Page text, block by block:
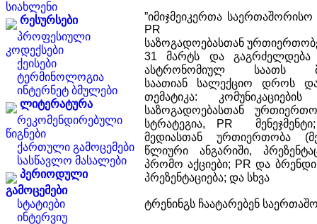
სიახლენი
რესურსები
პროფესიული
კოდექსები
ქეისები
ტერმინოლოგია
ინტერნეტ ბმულები
ლიტერატურა
რეკომენდირებული
წიგნები
ქართული გამოცემები
სასწავლო მასალები
პერიოდული
გამოცემები
სტატიები
ინტერვიუ
”იმიჯმეიკერთა საერთაშორისო
საზოგადოებასთან
31 მარტს და გაგრძელდება
ასტრონომიულ
საათს
საათიან
სალექციო დროს
თემატიკა: კომუნიკაციების
საზოგადოებასთან
სტრატეგია, PRმენეჯმენტი
მედიასთან
ურთიერთობა (
წლიური
ანგარიში,
პრომო აქციები; PRდა
პრეზენტაციება; და სხვა
ტრენინგს ჩაატარებენ